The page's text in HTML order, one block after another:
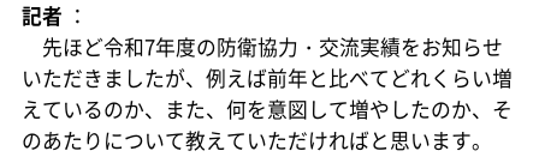
記者 ：
先ほど令和7年度の防衛協力・交流実績をお知らせ
いただきましたが、例えば前年と比べてどれくらい増
えているのか、また、何を意図して増やしたのか、そ
のあたりについて教えていただければと思います。